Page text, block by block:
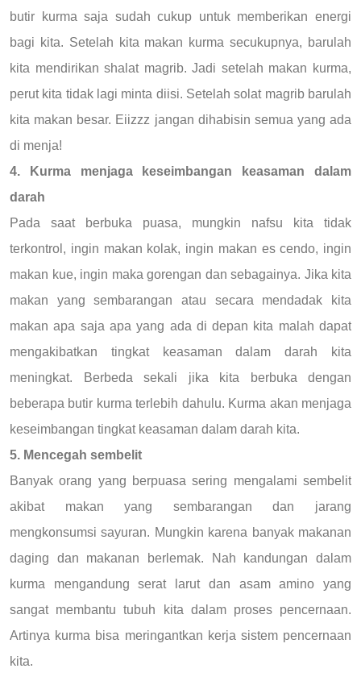
butir kurma saja sudah cukup untuk memberikan energi
bagi kita. Setelah kita makan kurma secukupnya, barulah
kita mendirikan shalat magrib. Jadi setelah makan kurma,
perut kita tidak lagi minta diisi. Setelah solat magrib barulah
kita makan besar. Eiizzz jangan dihabisin semua yang ada
di menja!
4. Kurma menjaga keseimbangan keasaman dalam
darah
Pada saat berbuka puasa, mungkin nafsu kita tidak
terkontrol, ingin makan kolak, ingin makan es cendo, ingin
makan kue, ingin maka gorengan dan sebagainya. Jika kita
makan yang sembarangan atau secara mendadak kita
makan apa saja apa yang ada di depan kita malah dapat
mengakibatkan tingkat keasaman dalam darah kita
meningkat. Berbeda sekali jika kita berbuka dengan
beberapa butir kurma terlebih dahulu. Kurma akan menjaga
keseimbangan tingkat keasaman dalam darah kita.
5. Mencegah sembelit
Banyak orang yang berpuasa sering mengalami sembelit
akibat makan yang sembarangan dan jarang
mengkonsumsi sayuran. Mungkin karena banyak makanan
daging dan makanan berlemak. Nah kandungan dalam
kurma mengandung serat larut dan asam amino yang
sangat membantu tubuh kita dalam proses pencernaan.
Artinya kurma bisa meringantkan kerja sistem pencernaan
kita.